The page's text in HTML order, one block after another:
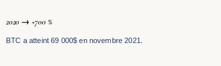
2020 → +700 %
BTC a atteint 69 000$ en novembre 2021.